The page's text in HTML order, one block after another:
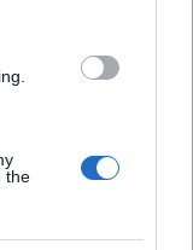
the
με την ηλικία
που
τους.